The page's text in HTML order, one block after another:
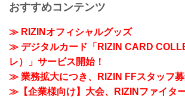
おすすめコンテンツ
≫ RIZINオフィシャルグッズ
≫ デジタルカード「RIZIN CARD
レ）」サービス開始！
≫ 業務拡大につき、RIZIN FFスタッフ募
≫【企業様向け】大会、RIZINファイタ